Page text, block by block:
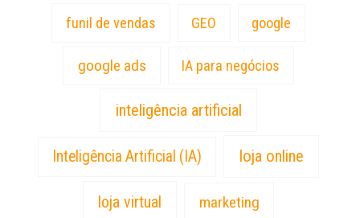
funil de vendas GEO google
google ads IA para negócios
inteligência artificial
Inteligência Artificial (IA) loja online
loja virtual marketing